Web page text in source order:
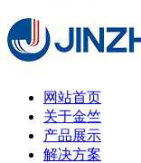
网站首页
关于金竺
产品展示
解决方案